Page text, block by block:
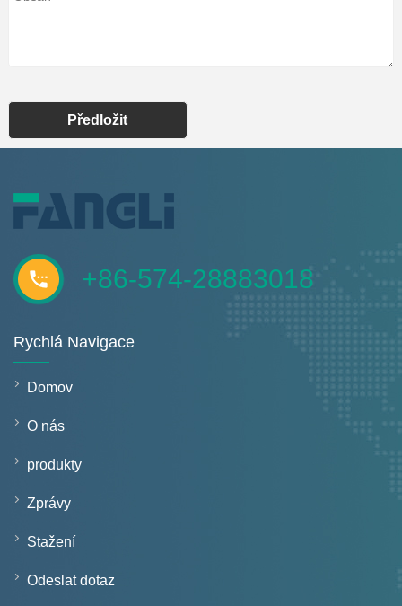
Předložit
+86-574-28883018
Rychlá Navigace
Domov
O nás
produkty
Zprávy
Stažení
Odeslat dotaz